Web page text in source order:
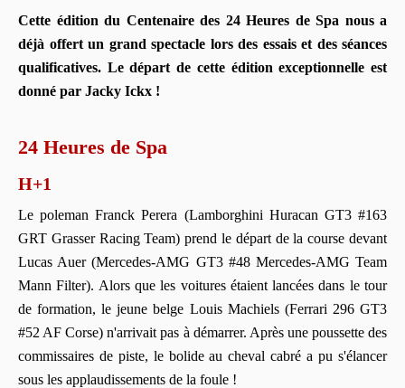
Cette édition du Centenaire des 24 Heures de Spa nous a
déjà offert un grand spectacle lors des essais et des séances
qualificatives. Le départ de cette édition exceptionnelle est
donné par Jacky Ickx !
24 Heures de Spa
H+1
Le poleman Franck Perera (Lamborghini Huracan GT3 #163
GRT Grasser Racing Team) prend le départ de la course devant
Lucas Auer (Mercedes-AMG GT3 #48 Mercedes-AMG Team
Mann Filter). Alors que les voitures étaient lancées dans le tour
de formation, le jeune belge Louis Machiels (Ferrari 296 GT3
#52 AF Corse) n'arrivait pas à démarrer. Après une poussette des
commissaires de piste, le bolide au cheval cabré a pu s'élancer
sous les applaudissements de la foule !